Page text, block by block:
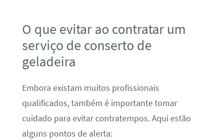
O que evitar ao contratar um
serviço de conserto de
geladeira
Embora existam muitos profissionais
qualificados, também é importante tomar
cuidado para evitar contratempos. Aqui estão
alguns pontos de alerta: